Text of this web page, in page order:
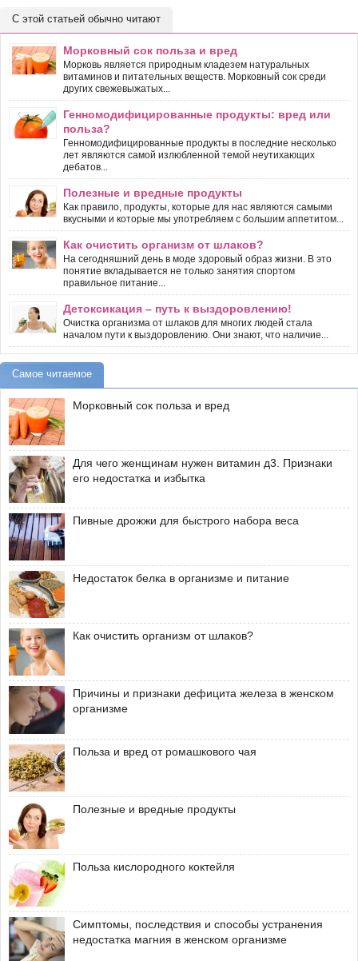
С этой статьей обычно читают
Морковный сок польза и вред
Морковь является природным кладезем натуральных
витаминов и питательных веществ. Морковный сок среди
других свежевыжатых...
Генномодифицированные продукты: вред или
польза?
Генномодифицированные продукты в последние несколько
лет являются самой излюбленной темой неутихающих
дебатов...
Полезные и вредные продукты
Как правило, продукты, которые для нас являются самыми
вкусными и которые мы употребляем с большим аппетитом...
Как очистить организм от шлаков?
На сегодняшний день в моде здоровый образ жизни. В это
понятие вкладывается не только занятия спортом
правильное питание...
Детоксикация – путь к выздоровлению!
Очистка организма от шлаков для многих людей стала
началом пути к выздоровлению. Они знают, что наличие...
Самое читаемое
Морковный сок польза и вред
Для чего женщинам нужен витамин д3. Признаки
его недостатка и избытка
Пивные дрожжи для быстрого набора веса
Недостаток белка в организме и питание
Как очистить организм от шлаков?
Причины и признаки дефицита железа в женском
организме
Польза и вред от ромашкового чая
Полезные и вредные продукты
Польза кислородного коктейля
Симптомы, последствия и способы устранения
недостатка магния в женском организме